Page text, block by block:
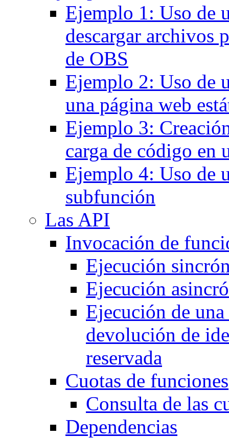
Ejemplo 1: Uso de
descargar archivos
de OBS
Ejemplo 2: Uso de
una página web
Ejemplo 3:
carga de código en
Ejemplo 4: Uso de
subfunción
Las API
Invocación de
Ejecución
Ejecución
Ejecución de
devolución de
reservada
Cuotas de funciones
Consulta de las
Dependencias